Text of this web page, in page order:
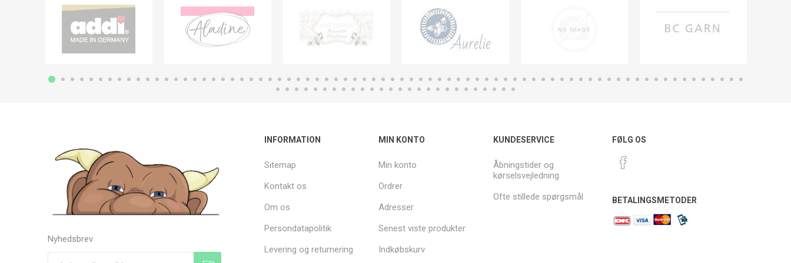
Nyhedsbrev
INFORMATION
Sitemap
Kontakt os
Om os
Persondatapolitik
Levering og returnering
MIN KONTO
Min konto
Ordrer
Adresser
Senest viste produkter
Indkøbskurv
KUNDESERVICE
Åbningstider og
kørselsvejledning
Ofte stillede spørgsmål
FØLG OS
BETALINGSMETODER